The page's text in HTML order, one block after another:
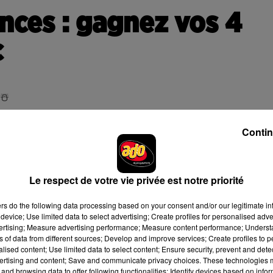
: gagnez vos 4
se côtoient. Ici, vous pourrez rejoindre Mars en roller
🎢🌪️ Vous embarquerez pour un incroyable voyage autour
, vous affronterez à bord de votre bateau le
, vos enfants deviendront pompier, pilote ou sauveteur… ⛑️
Sable , à la nuit tombée. 🌙
se vivent. Votre imagination sera votre seule limite. ✨
ci-dessous .
Le respect de votre vie privée est notre priorité
do the following data processing based on your consent and/or our legitimate
Use limited data to select advertising; Create profiles for personalised
Measure advertising performance; Measure content performance;
of data from different sources; Develop and improve services; Create profiles to
content; Use limited data to select content; Ensure security, prevent and
and content; Save and communicate privacy choices. These technologies
browsing data to offer following functionalities: Identify devices based on